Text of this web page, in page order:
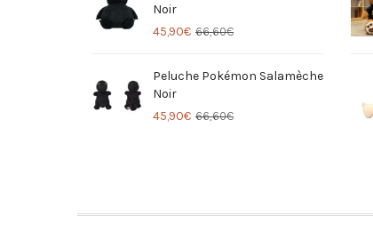
Noir
66,60€
45,90€
Peluche Pokémon Salamèche
Noir
66,60€
45,90€